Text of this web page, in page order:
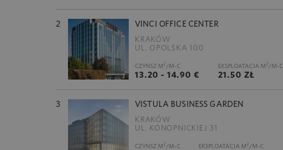
2 VINCI OFFICE CENTER
KRAKÓW
UL. OPOLSKA 100
CZYNSZ M2/M-C
13.20 - 14.90 €
EKSPLOATACJA M2/M-C
21.50 ZŁ
3 VISTULA BUSINESS GARDEN
KRAKÓW
UL. KONOPNICKIEJ 31
CZYNSZ M2/M-C EKSPLOATACJA M2/M-C